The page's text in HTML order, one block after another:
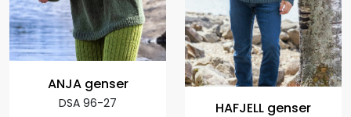
ANJA genser
DSA 96-27 HAFJELL genser